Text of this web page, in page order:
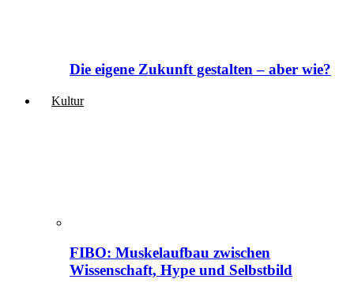
Die eigene Zukunft gestalten – aber wie?
Kultur
FIBO: Muskelaufbau zwischen
Wissenschaft, Hype und Selbstbild